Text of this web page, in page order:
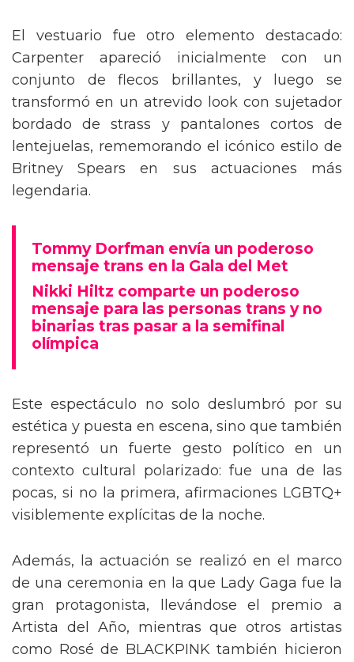
El vestuario fue otro elemento destacado:
Carpenter apareció inicialmente con un
conjunto de flecos brillantes, y luego se
transformó en un atrevido look con sujetador
bordado de strass y pantalones cortos de
lentejuelas, rememorando el icónico estilo de
Britney Spears en sus actuaciones más
legendaria.
Tommy Dorfman envía un poderoso
mensaje trans en la Gala del Met
Nikki Hiltz comparte un poderoso
mensaje para las personas trans y no
binarias tras pasar a la semifinal
olímpica
Este espectáculo no solo deslumbró por su
estética y puesta en escena, sino que también
representó un fuerte gesto político en un
contexto cultural polarizado: fue una de las
pocas, si no la primera, afirmaciones LGBTQ+
visiblemente explícitas de la noche.
Además, la actuación se realizó en el marco
de una ceremonia en la que Lady Gaga fue la
gran protagonista, llevándose el premio a
Artista del Año, mientras que otros artistas
como Rosé de BLACKPINK también hicieron